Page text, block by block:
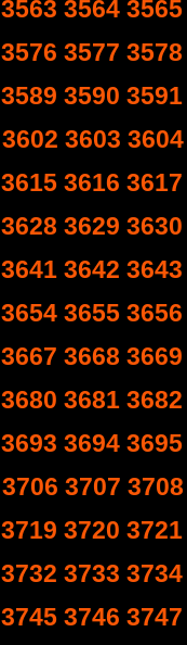
3563 3564 3565
3576 3577 3578
3589 3590 3591
3602 3603 3604
3615 3616 3617
3628 3629 3630
3641 3642 3643
3654 3655 3656
3667 3668 3669
3680 3681 3682
3693 3694 3695
3706 3707 3708
3719 3720 3721
3732 3733 3734
3745 3746 3747